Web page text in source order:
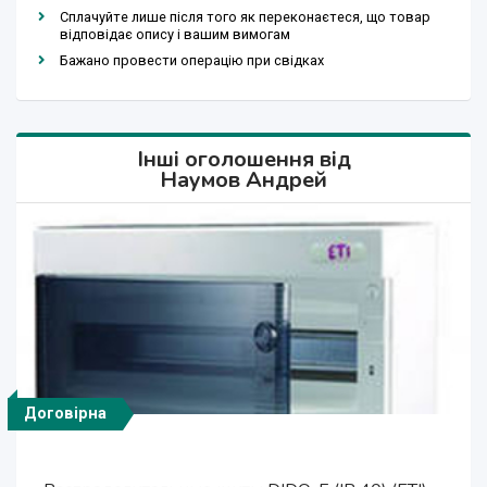
Сплачуйте лише після того як переконаєтеся, що товар
відповідає опису і вашим вимогам
Бажано провести операцію при свідках
Інші оголошення від
Наумов Андрей
Договірна
Автоматические выключатели для защиты
Договірна
Договірна
Договірна Договірна
Договірна
Переключатели нагрузки малогабаритные 1-0-
Договірна
Ножевые предохранители серии HN с
Договірна
Договірна
Воздушные автоматические выключатели
Договірна
Автоматические выключатели для защиты
Договірна